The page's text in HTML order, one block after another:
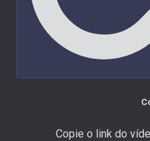
Copie o link do